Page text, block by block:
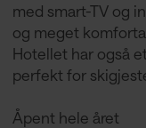
med smart-TV og
og meget
Hotellet har også
perfekt for
Åpent hele året